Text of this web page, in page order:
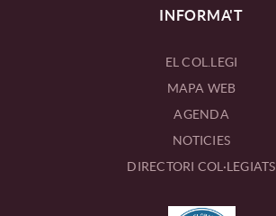
INFORMA'T
EL COL.LEGI
MAPA WEB
AGENDA
NOTICIES
DIRECTORI COL·LEGIATS